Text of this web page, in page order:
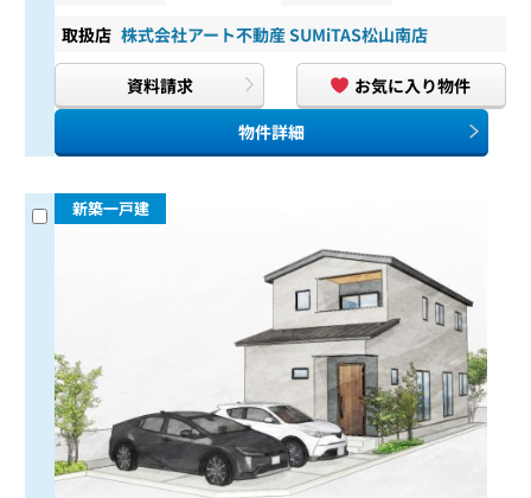
取扱店 株式会社アート不動産 SUMiTAS松山南店
資料請求
お気に入り物件
物件詳細
新築一戸建